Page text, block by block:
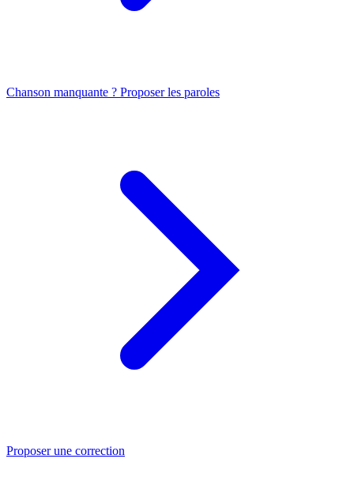
Chanson manquante ? Proposer les paroles
Proposer une correction